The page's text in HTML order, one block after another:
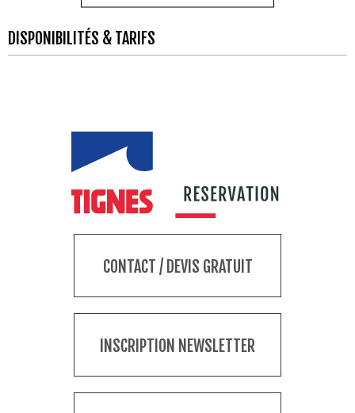
DISPONIBILITÉS & TARIFS
CONTACT / DEVIS GRATUIT
INSCRIPTION NEWSLETTER